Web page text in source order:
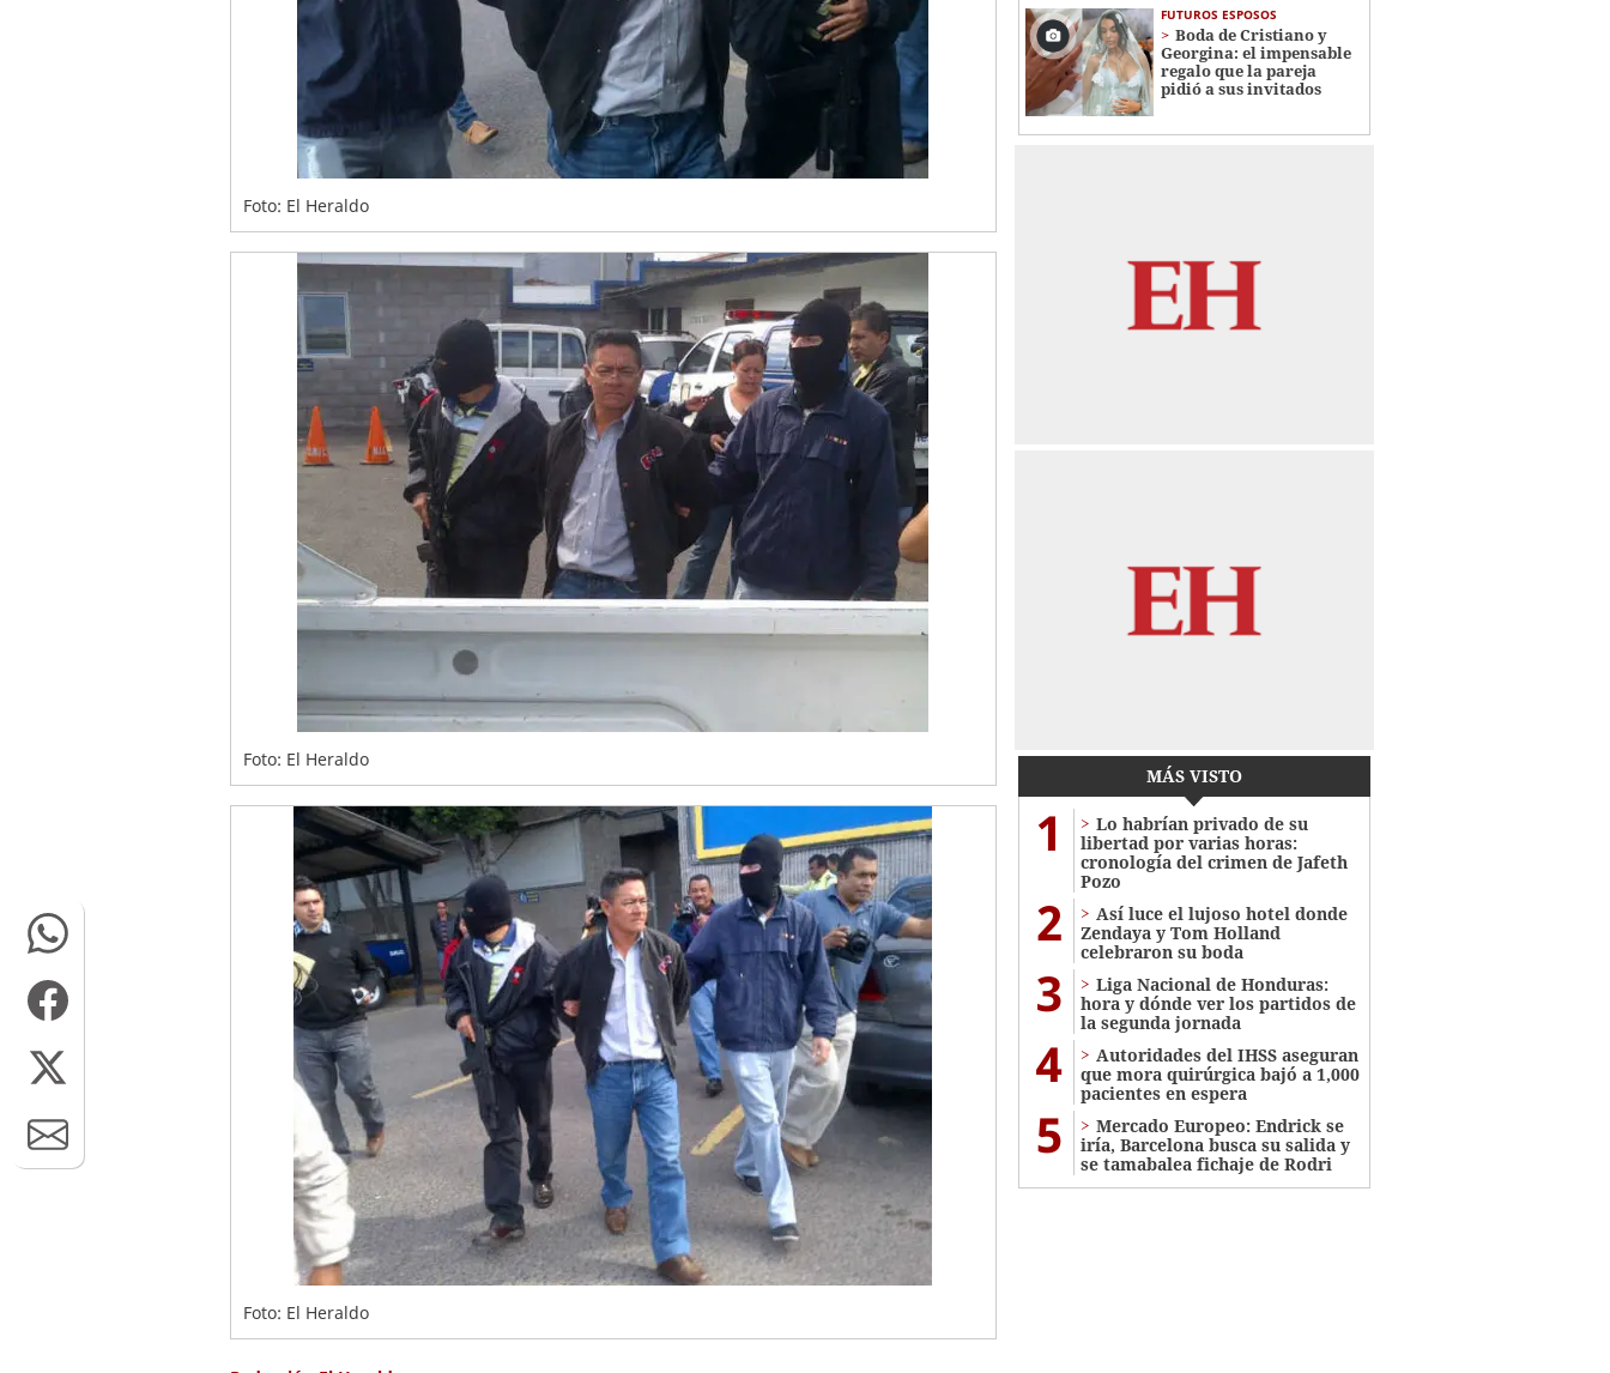
Foto: El Heraldo
Foto: El Heraldo
Foto: El Heraldo
FUTUROS ESPOSOS
Boda de Cristiano y
Georgina: el impensable
regalo que la pareja
pidió a sus invitados
MÁS VISTO
1
Lo habrían privado de su
libertad por varias horas:
cronología del crimen de Jafeth
Pozo
2
Así luce el lujoso hotel donde
Zendaya y Tom Holland
celebraron su boda
3
Liga Nacional de Honduras:
hora y dónde ver los partidos de
la segunda jornada
4
Autoridades del IHSS aseguran
que mora quirúrgica bajó a 1,000
pacientes en espera
5
Mercado Europeo: Endrick se
iría, Barcelona busca su salida y
se tamabalea fichaje de Rodri